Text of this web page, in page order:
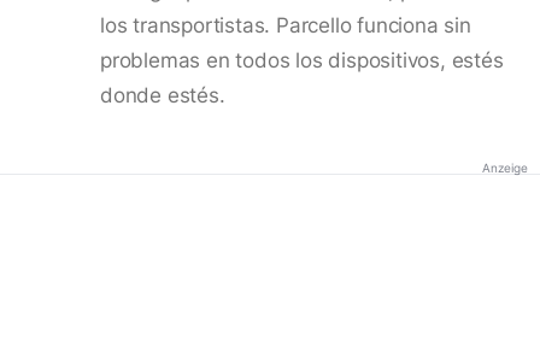
los transportistas. Parcello funciona sin
problemas en todos los dispositivos, estés
donde estés.
Anzeige